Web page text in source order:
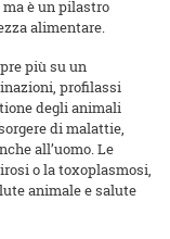
è un pilastro
alimentare.
più su un
profilassi
degli animali
di malattie,
all’uomo. Le
o la toxoplasmosi,
animale e salute